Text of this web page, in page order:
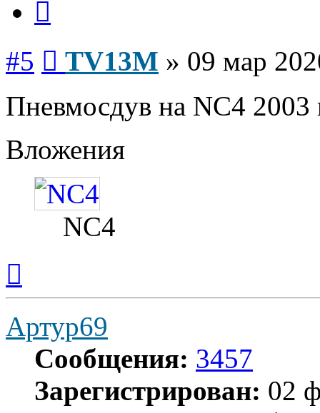
#5 TV13M » 09 мар
Пневмосдув на NC4 2003
Вложения
NC4
началу
Артур69
Сообщения: 3457
Зарегистрирован: 02